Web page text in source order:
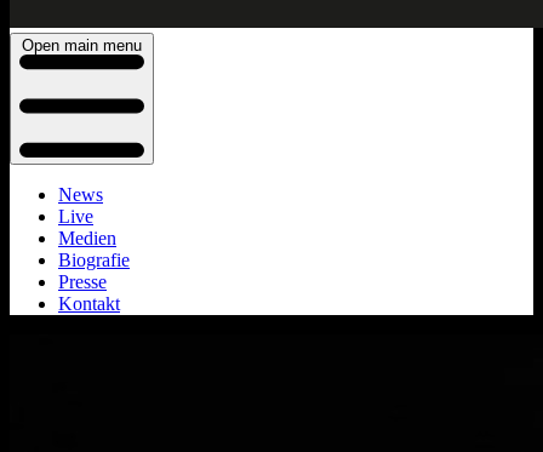
Open main menu
News
Live
Medien
Biografie
Presse
Kontakt